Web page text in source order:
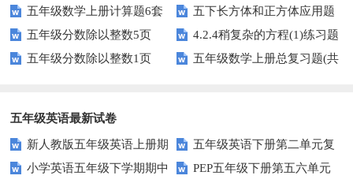
人教版）
题——选择题专项练习
五年级数学上册计算题6套
五下长方体和正方体应用题
专项训练
五年级分数除以整数5页
4.2.4稍复杂的方程(1)练习题
及答案
五年级分数除以整数1页
五年级数学上册总复习题(共
五年级英语最新试卷
新人教版五年级英语上册期
中词汇复习Unit1-Unit3
五年级英语下册第二单元复
习卷
小学英语五年级下学期期中 PEP五年级下册第五六单元